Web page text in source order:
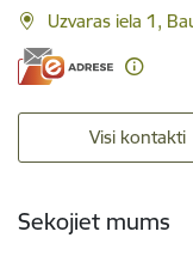
Uzvaras iela 1,
Visi kontakti
Sekojiet mums